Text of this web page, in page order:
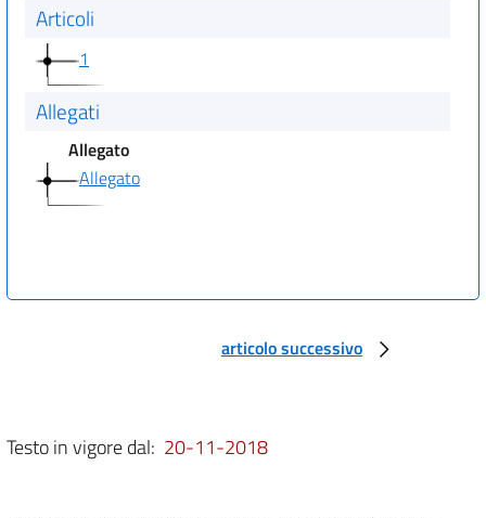
Articoli
1
Allegati
Allegato
Allegato
articolo successivo
Testo in vigore dal: 20-11-2018